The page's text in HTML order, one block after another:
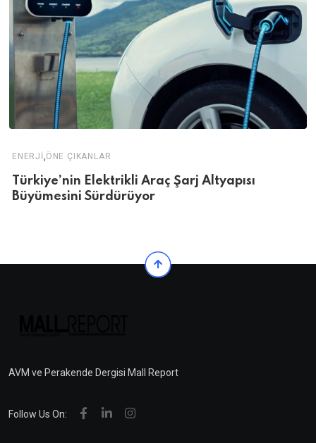
ENERJI,ÖNE ÇIKANLAR
Türkiye’nin Elektrikli Araç Şarj Altyapısı
Büyümesini Sürdürüyor
AVM ve Perakende Dergisi Mall Report
Follow Us On: